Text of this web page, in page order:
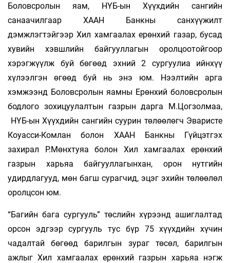
Боловсролын яам, НҮБ-ын Хүүхдийн сангийн
санаачилгаар ХААН Банкны санхүүжилт
дэмжлэгтэйгээр Хил хамгаалах ерөнхий газар, бусад
хувийн хэвшлийн байгууллагын оролцоотойгоор
хэрэгжүүлж буй бөгөөд эхний 2 сургуулиа ийнхүү
хүлээлгэн өгөөд буй нь энэ юм. Нээлтийн арга
хэмжээнд Боловсролын яамны Ерөнхий боловсролын
бодлого зохицуулалтын газрын дарга М.Цогзолмаа,
НҮБ-ын Хүүхдийн сангийн суурин төлөөлөгч Эваристе
Коуасси-Комлан болон ХААН Банкны Гүйцэтгэх
захирал Р.Мөнхтуяа болон Хил хамгаалах ерөнхий
газрын харьяа байгууллагынхан, орон нутгийн
удирдлагууд, мөн багш сурагчид, эцэг эхийн төлөөлөл
оролцсон юм.
“Багийн бага сургууль” төслийн хүрээнд ашиглалтад
орсон эдгээр сургууль тус бүр 75 хүүхдийн хүчин
чадалтай бөгөөд барилгын зураг төсөл, барилгын
ажлыг Хил хамгаалах ерөнхий газрын харьяа нэгж